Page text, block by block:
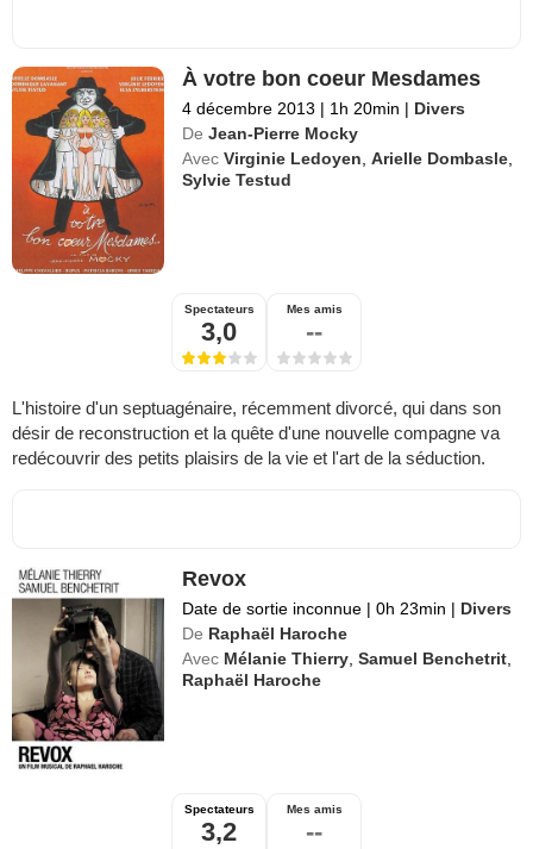
À votre bon coeur Mesdames
4 décembre 2013 | 1h 20min | Divers
De Jean-Pierre Mocky
Avec Virginie Ledoyen,Arielle Dombasle,
Sylvie Testud
Spectateurs
3,0
Mes amis
--
L'histoire d'un septuagénaire, récemment divorcé, qui dans son
désir de reconstruction et la quête d'une nouvelle compagne va
redécouvrir des petits plaisirs de la vie et l'art de la séduction.
Revox
Date de sortie inconnue | 0h 23min | Divers
De Raphaël Haroche
Avec Mélanie Thierry,Samuel Benchetrit,
Raphaël Haroche
Spectateurs
3,2
Mes amis
--